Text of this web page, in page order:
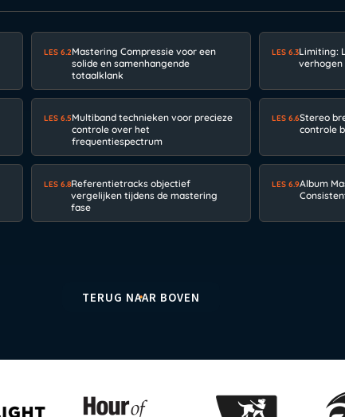
LES 6.2Mastering Compressie voor een
solide en samenhangende
totaalklank
LES 6.3Limiting:
verhogen
LES 6.5Multiband technieken voor precieze
controle over het
frequentiespectrum
LES 6.6Stereo
controle
LES 6.8Referentietracks objectief
vergelijken tijdens de mastering
fase
LES 6.9Album
TERUG NAAR BOVEN